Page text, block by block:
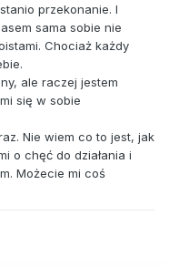
przekonanie. I
sama sobie nie
Chociaż każdy
ale raczej jestem
się w sobie
Nie wiem co to jest, jak
o chęć do działania i
Możecie mi coś